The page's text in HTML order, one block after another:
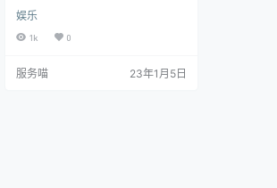
录，此前优酷会员可以同时登录三
个设备。 优酷回应，会员服务是一
户最多同时登录3个设备，其中包
娱乐
1k 0
服务喵 23年1月5日